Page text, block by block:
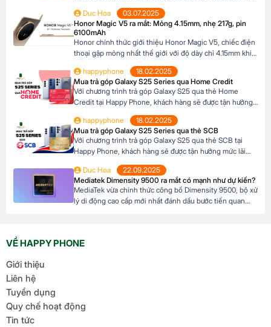
lựa chọn kỳ hạn trả góp từ 3 đến 12 tháng, phù hợp với
khả năng tài chính của mình. Mục […]
Duc Hoa
03.07.2025
Honor Magic V5 ra mắt: Mỏng 4.15mm, nhẹ 217g, pin
6100mAh
Honor chính thức giới thiệu Honor Magic V5, chiếc điện
thoại gập mỏng nhất thế giới với độ dày chỉ 4.15mm khi
lượng 217g, pin dung lượng lớn 6100mAh và công nghệ
AI tiên tiến, Honor Magic V5 định nghĩa lại chuẩn mực
flagship […]
happyphone
18.02.2025
Mua trả góp Galaxy S25 Series qua Home Credit
Với chương trình trả góp Galaxy S25 qua thẻ Home
Credit tại Happy Phone, khách hàng sẽ được tận hưởng
mức lãi suất cực kỳ ưu đãi. Đặc biệt, khách hàng có thể
linh hoạt lựa chọn kỳ hạn trả góp từ 3 đến 12 tháng, phù
hợp với khả năng tài chính của mình. […]
happyphone
18.02.2025
Mua trả góp Galaxy S25 Series qua thẻ SCB
Với chương trình trả góp Galaxy S25 qua thẻ SCB tại
Happy Phone, khách hàng sẽ được tận hưởng mức lãi
lựa chọn kỳ hạn trả góp từ 3 đến 12 tháng, phù hợp với
khả năng tài chính của mình. Mục […]
Duc Hoa
22.09.2025
Mediatek Dimensity 9500 ra mắt có mạnh như dự kiến?
MediaTek vừa chính thức công bố Dimensity 9500, bộ xử
lý di động cao cấp mới nhất đánh dấu bước tiến quan
VỀ HAPPY PHONE
Giới thiệu
Liên hệ
Tuyển dụng
Quy chế hoạt động
Tin tức